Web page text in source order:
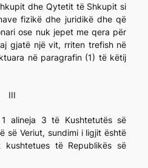
dhe Qytetit të Shkupit si
fizikë dhe juridikë dhe që
ose nuk jepet me qera për
gjatë një vit, rriten trefish në
në paragrafin (1) të këtij
III
alineja 3 të Kushtetutës së
së Veriut, sundimi i ligjit është
të Republikës së